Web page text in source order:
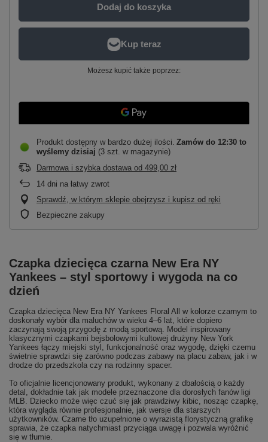
Dodaj do koszyka
Możesz kupić także poprzez:
Produkt dostępny w bardzo dużej ilości Zamów do 12:30 to
wyślemy dzisiaj (3 szt. w magazynie)
Darmowa i szybka dostawa od 499,00 zł
14 dni na łatwy zwrot
Sprawdź, w którym sklepie obejrzysz i kupisz od ręki
Bezpieczne zakupy
Czapka dziecięca czarna New Era NY
Yankees – styl sportowy i wygoda na co
dzień
Czapka dziecięca New Era NY Yankees Floral All w kolorze czarnym to
doskonały wybór dla maluchów w wieku 4–6 lat, które dopiero
zaczynają swoją przygodę z modą sportową. Model inspirowany
klasycznymi czapkami bejsbolowymi kultowej drużyny New York
Yankees łączy miejski styl, funkcjonalność oraz wygodę, dzięki czemu
świetnie sprawdzi się zarówno podczas zabawy na placu zabaw, jak i w
drodze do przedszkola czy na rodzinny spacer.
To oficjalnie licencjonowany produkt, wykonany z dbałością o każdy
detal, dokładnie tak jak modele przeznaczone dla dorosłych fanów ligi
MLB. Dziecko może więc czuć się jak prawdziwy kibic, nosząc czapkę,
która wygląda równie profesjonalnie, jak wersje dla starszych
użytkowników. Czarne tło uzupełnione o wyrazistą florystyczną grafikę
sprawia, że czapka natychmiast przyciąga uwagę i pozwala wyróżnić
się w tłumie.